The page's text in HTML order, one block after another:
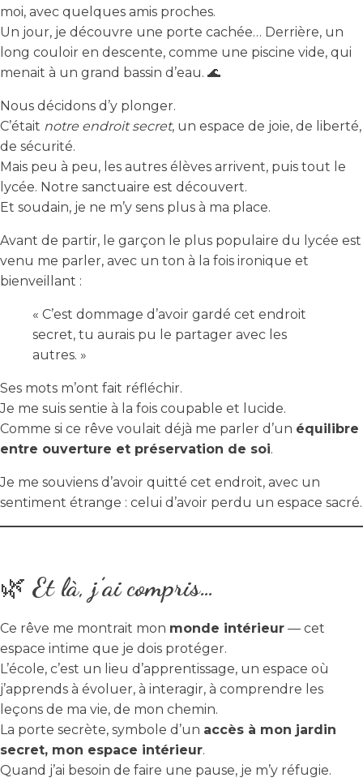
moi, avec quelques amis proches.
Un jour, je découvre une porte cachée… Derrière, un
long couloir en descente, comme une piscine vide, qui
menait à un grand bassin d’eau. 🌊
Nous décidons d’y plonger.
C’était notre endroit secret, un espace de joie, de liberté,
de sécurité.
Mais peu à peu, les autres élèves arrivent, puis tout le
lycée. Notre sanctuaire est découvert.
Et soudain, je ne m’y sens plus à ma place.
Avant de partir, le garçon le plus populaire du lycée est
venu me parler, avec un ton à la fois ironique et
bienveillant :
« C’est dommage d’avoir gardé cet endroit
secret, tu aurais pu le partager avec les
autres. »
Ses mots m’ont fait réfléchir.
Je me suis sentie à la fois coupable et lucide.
Comme si ce rêve voulait déjà me parler d’un équilibre
entre ouverture et préservation de soi.
Je me souviens d’avoir quitté cet endroit, avec un
sentiment étrange : celui d’avoir perdu un espace sacré.
🌿 Et là, j’ai compris…
Ce rêve me montrait mon monde intérieur — cet
espace intime que je dois protéger.
L’école, c’est un lieu d’apprentissage, un espace où
j’apprends à évoluer, à interagir, à comprendre les
leçons de ma vie, de mon chemin.
La porte secrète, symbole d’un accès à mon jardin
secret, mon espace intérieur.
Quand j’ai besoin de faire une pause, je m’y réfugie.